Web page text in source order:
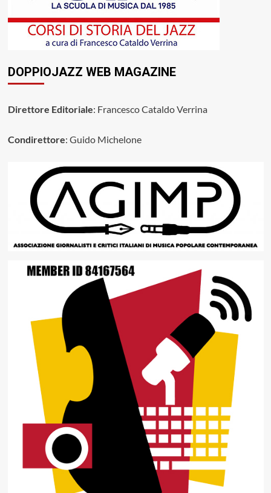
DOPPIOJAZZ WEB MAGAZINE
Direttore Editoriale: Francesco Cataldo Verrina
Condirettore: Guido Michelone